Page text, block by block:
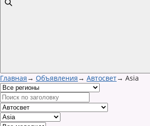
Главная→ Объявления→ Автосвет→ Asia